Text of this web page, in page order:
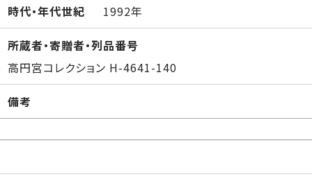
時代・年代世紀 1992年
所蔵者・寄贈者・列品番号
高円宮コレクション H-4641-140
備考